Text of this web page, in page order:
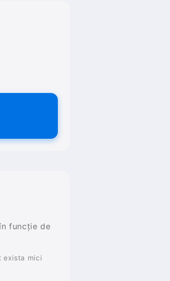
funcție de
exista mici